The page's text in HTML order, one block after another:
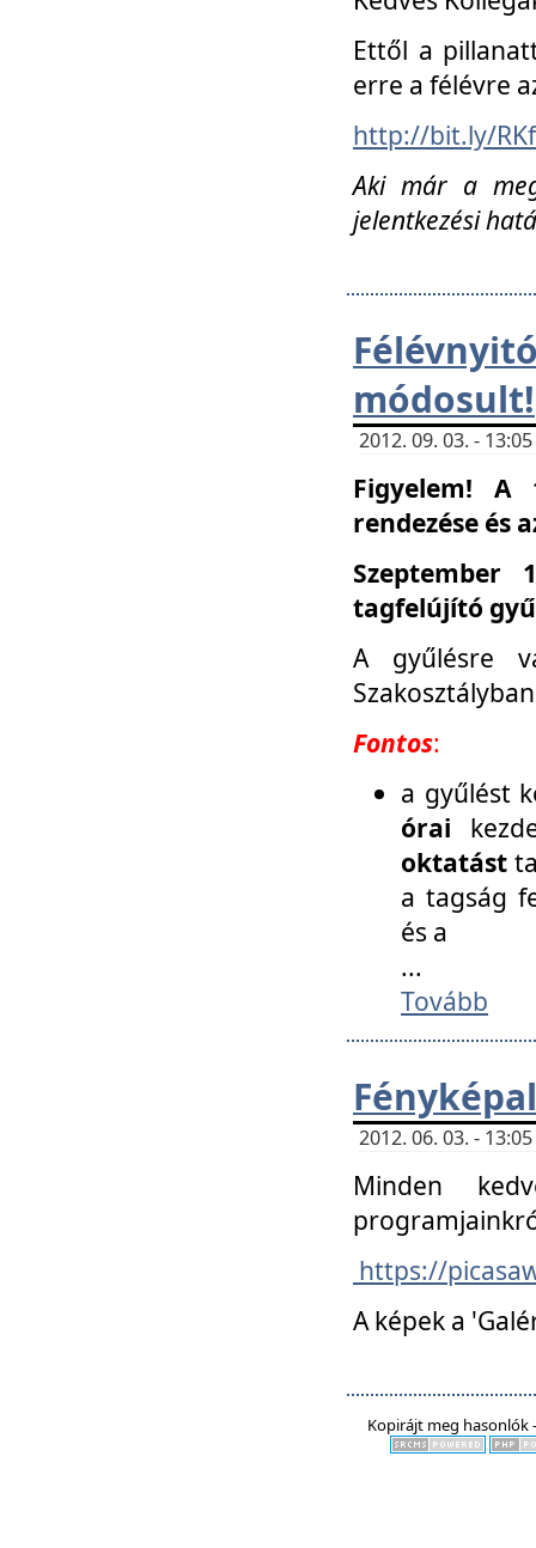
Ettől a
erre a félévre
http://bit.ly/
Aki már a
jelentkezési
módosult!
2012. 09. 03. -
Figyelem! A
rendezése és
Szeptember
tagfelújító
A gyűlésre
Fontos:
a gyűlést
órai
oktatást
a tagság
és a
...
Tovább
2012. 06. 03. -
Minden
https://
A képek a
Kopirájt meg hasonlók